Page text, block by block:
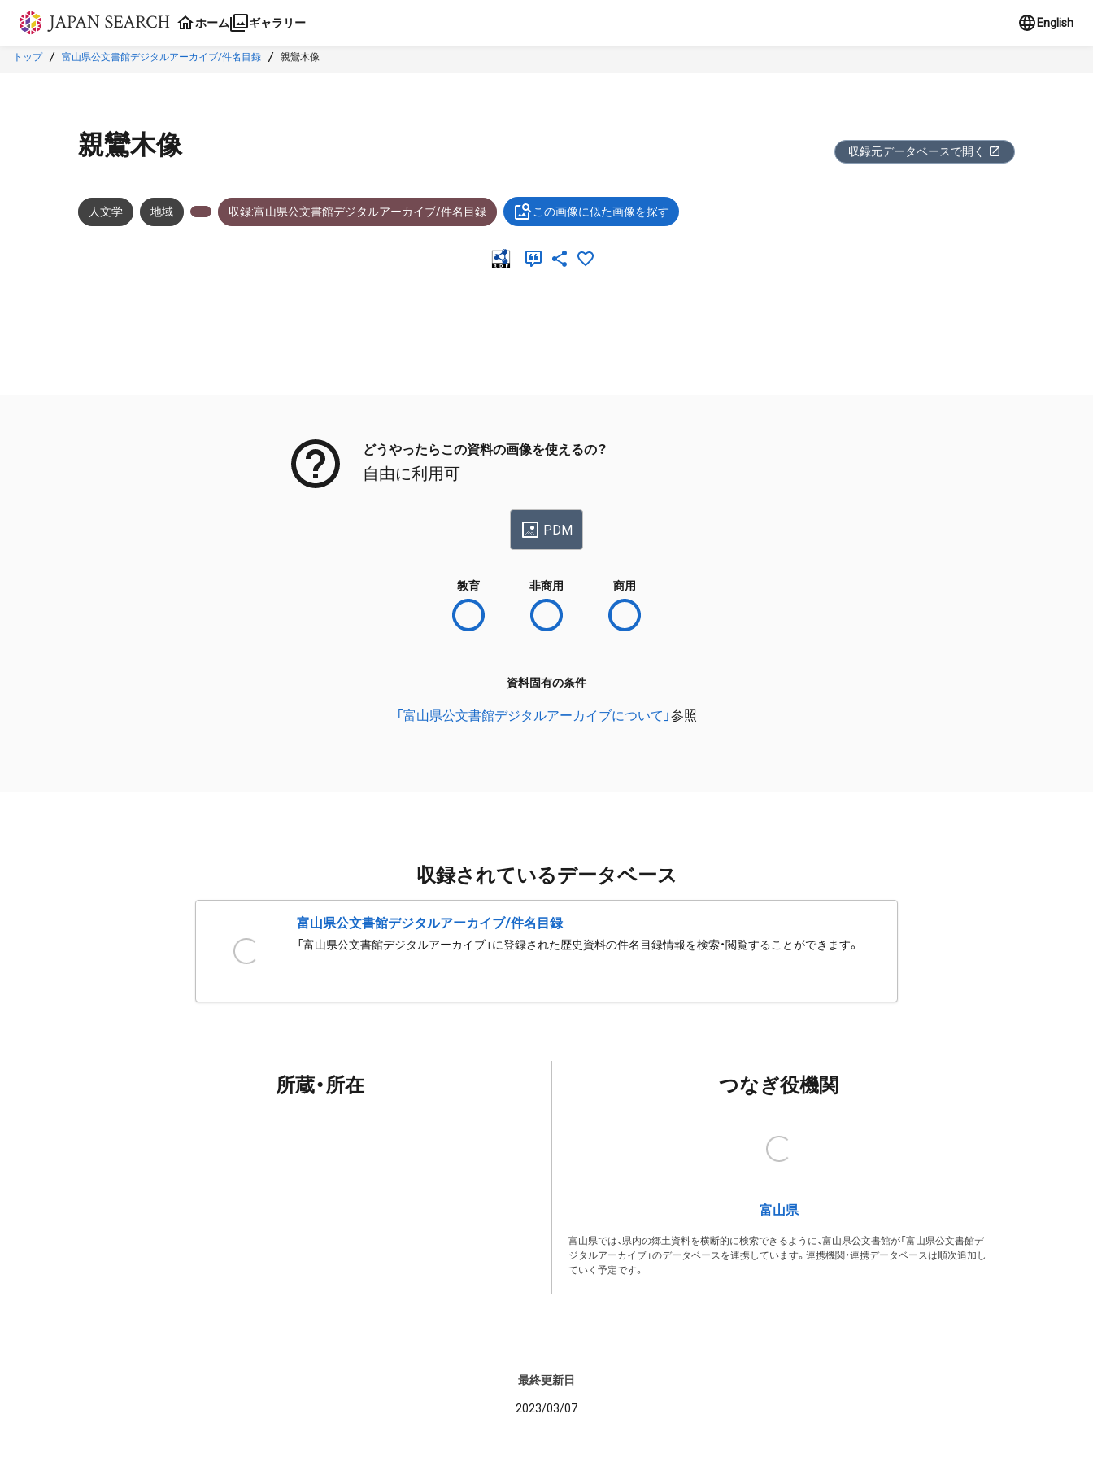
本文に飛ぶ
ホーム ギャラリー English
トップ 富山県公文書館デジタルアーカイブ/件名目録 親鸞木像
親鸞木像 収録元データベースで開く
人文学 地域 収録:富山県公文書館デジタルアーカイブ/件名目録 この画像に似た画像を探す
どうやったらこの資料の画像を使えるの？
自由に利用可
PDM
教育 非商用 商用
資料固有の条件
「富山県公文書館デジタルアーカイブについて」参照
収録されているデータベース
富山県公文書館デジタルアーカイブ/件名目録
「富山県公文書館デジタルアーカイブ」に登録された歴史資料の件名目録情報を検索・閲覧することができます。
所蔵・所在 つなぎ役機関
富山県
富山県では、県内の郷土資料を横断的に検索できるように、富山県公文書館が「富山県公文書館デ
ジタルアーカイブ」のデータベースを連携しています。連携機関・連携データベースは順次追加し
ていく予定です。
最終更新日
2023/03/07